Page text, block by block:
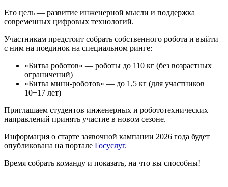
Его цель — развитие инженерной мысли и поддержка
современных цифровых технологий.
Участникам предстоит собрать собственного робота и выйти
с ним на поединок на специальном ринге:
«Битва роботов» — роботы до 110 кг (без возрастных
ограничений)
«Битва мини-роботов» — до 1,5 кг (для участников
10−17 лет)
Приглашаем студентов инженерных и робототехнических
направлений принять участие в новом сезоне.
Информация о старте заявочной кампании 2026 года будет
опубликована на портале Госуслуг.
Время собрать команду и показать, на что вы способны!